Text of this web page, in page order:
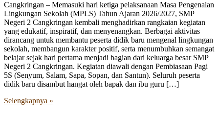
Cangkringan – Memasuki hari ketiga pelaksanaan Masa Pengenalan
Lingkungan Sekolah (MPLS) Tahun Ajaran 2026/2027, SMP
Negeri 2 Cangkringan kembali menghadirkan rangkaian kegiatan
yang edukatif, inspiratif, dan menyenangkan. Berbagai aktivitas
dirancang untuk membantu peserta didik baru mengenal lingkungan
sekolah, membangun karakter positif, serta menumbuhkan semangat
belajar sejak hari pertama menjadi bagian dari keluarga besar SMP
Negeri 2 Cangkringan. Kegiatan diawali dengan Pembiasaan Pagi
5S (Senyum, Salam, Sapa, Sopan, dan Santun). Seluruh peserta
didik baru disambut hangat oleh bapak dan ibu guru […]
Selengkapnya »